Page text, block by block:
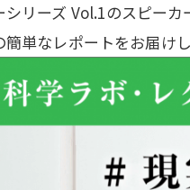
リーズ Vol.1のスピー
単なレポートをお届けし